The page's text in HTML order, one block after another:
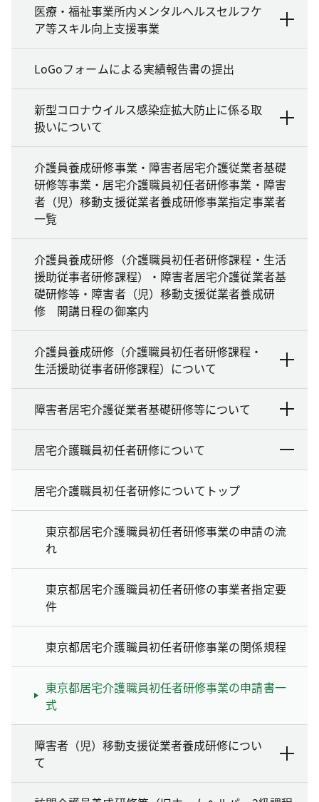
医療・福祉事業所内メンタルヘルスセルフケ
ア等スキル向上支援事業
LoGoフォームによる実績報告書の提出
新型コロナウイルス感染症拡大防止に係る取
扱いについて
介護員養成研修事業・障害者居宅介護従業者基礎
研修等事業・居宅介護職員初任者研修事業・障害
者（児）移動支援従業者養成研修事業指定事業者
一覧
介護員養成研修（介護職員初任者研修課程・生活
援助従事者研修課程）・障害者居宅介護従業者基
礎研修等・障害者（児）移動支援従業者養成研
修 開講日程の御案内
介護員養成研修（介護職員初任者研修課程・
生活援助従事者研修課程）について
障害者居宅介護従業者基礎研修等について
居宅介護職員初任者研修について
居宅介護職員初任者研修についてトップ
東京都居宅介護職員初任者研修事業の申請の流
れ
東京都居宅介護職員初任者研修の事業者指定要
件
東京都居宅介護職員初任者研修事業の関係規程
東京都居宅介護職員初任者研修事業の申請書一
式
障害者（児）移動支援従業者養成研修につい
て